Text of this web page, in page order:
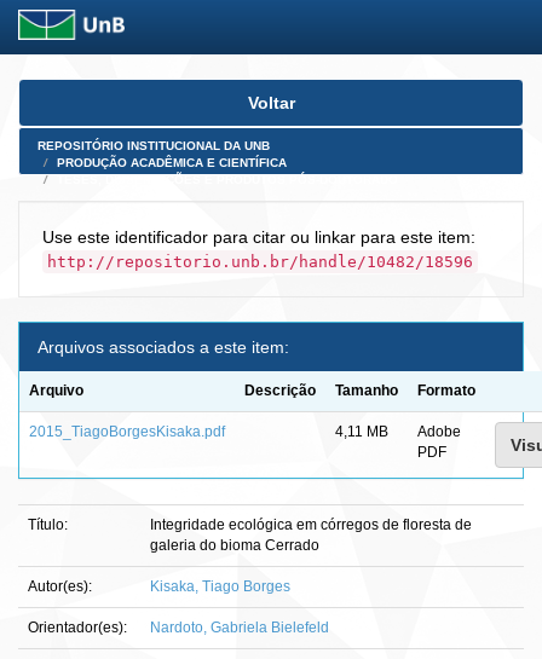
Skip
Voltar
REPOSITÓRIO INSTITUCIONAL DA UNB
PRODUÇÃO ACADÊMICA E CIENTÍFICA
Use este identificador para citar ou linkar para este item:
http://repositorio.unb.br/handle/10482/18596
Arquivos associados a este item:
Arquivo Descrição Tamanho Formato
2015_TiagoBorgesKisaka.pdf 4,11 MB
Adobe
PDF
Título:
Integridade ecológica em córregos de floresta de
galeria do bioma Cerrado
Autor(es): Kisaka, Tiago Borges
Orientador(es): Nardoto, Gabriela Bielefeld